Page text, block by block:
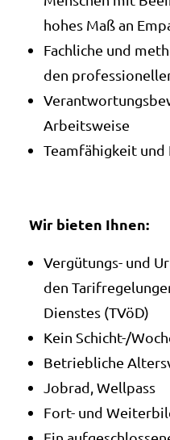
hohes Maß an
Fachliche und
den
Arbeitsweise
Teamfähigkeit
Wir bieten Ihnen:
Vergütungs- und
den
Dienstes (TVöD)
Kein Schicht-/
Betriebliche
Jobrad, Wellpass
Fort- und